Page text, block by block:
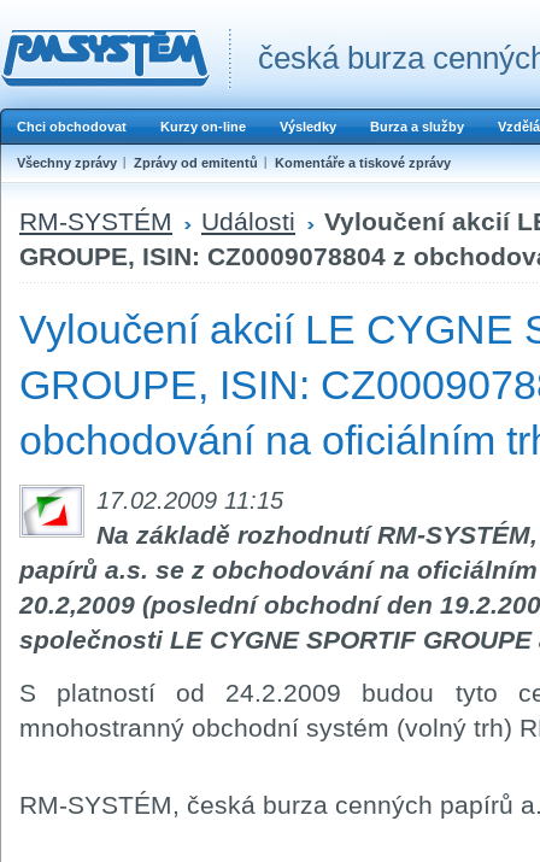
česká burza
Chci obchodovat Kurzy on-line Výsledky Burza a služby
Všechny zprávy Zprávy od emitentů Komentáře a tiskové zprávy
RM-SYSTÉM Události
Vyloučení akcií
GROUPE, ISIN: CZ0009078804 z
Vyloučení akcií LE CYGNE
GROUPE, ISIN:
obchodování na oficiálním
17.02.2009 11:15
Na základě rozhodnutí RM-
papírů a.s. se z obchodování na
20.2,2009 (poslední obchodní den
společnosti LE CYGNE SPORTIF
S platností od 24.2.2009 budou tyto
mnohostranný obchodní systém (volný trh)
RM-SYSTÉM, česká burza cenných papírů